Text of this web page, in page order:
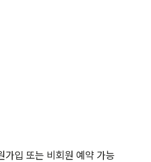
가입 또는 비회원 예약 가능